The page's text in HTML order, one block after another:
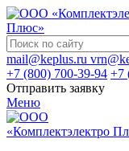
mail@keplus.ru
+7 (800) 700-39-94 +7
Отправить заявку
Меню